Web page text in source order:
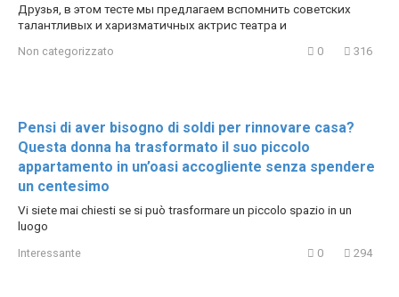
Друзья, в этом тесте мы предлагаем вспомнить советских
талантливых и харизматичных актрис театра и
Non categorizzato 0 316
Pensi di aver bisogno di soldi per rinnovare casa?
Questa donna ha trasformato il suo piccolo
appartamento in un’oasi accogliente senza spendere
un centesimo
Vi siete mai chiesti se si può trasformare un piccolo spazio in un
luogo
Interessante 0 294